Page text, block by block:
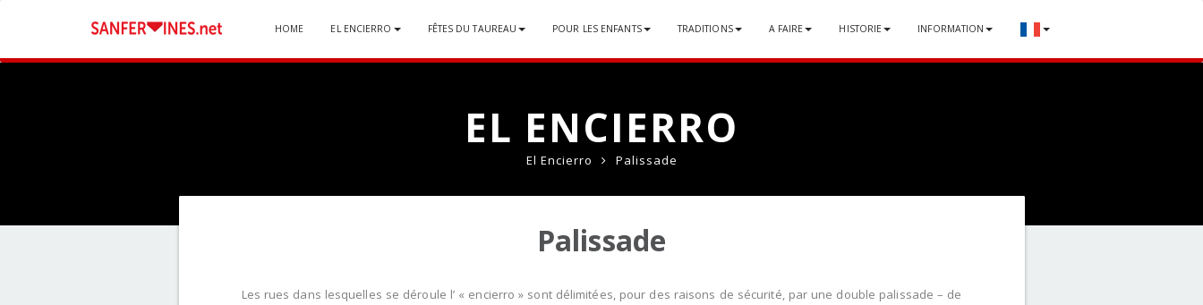
HOME EL ENCIERRO FÊTES DU TAUREAU POUR LES ENFANTS TRADITIONS A FAIRE HISTORIE INFORMATION
EL ENCIERRO
El Encierro Palissade
Palissade
Les rues dans lesquelles se déroule l’ « encierro » sont délimitées, pour des raisons de sécurité, par une double palissade – de